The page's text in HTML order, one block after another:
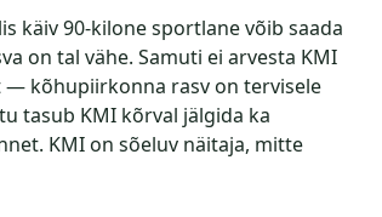
käiv 90-kilone sportlane võib saada
on tal vähe. Samuti ei arvesta KMI
— kõhupiirkonna rasv on tervisele
tasub KMI kõrval jälgida ka
KMI on sõeluv näitaja, mitte